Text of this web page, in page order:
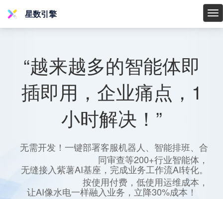
星
星数引擎
“越来越多的智能体即
插即用，企业痛点，1
小时解决！”
无需开发！一键部署客服机器人、智能排班、合
同审查等200+行业智能体，
无缝接入紫薯AI基座，完成业务工作流AI转化。
按使用付费，低使用运维成本，
让AI像水电一样融入业务，立降30%成本！